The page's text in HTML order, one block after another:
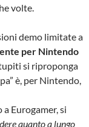
volte.
demo limitate a
per Nintendo
si riproponga
è, per Nintendo,
Eurogamer, si
quanto a lungo